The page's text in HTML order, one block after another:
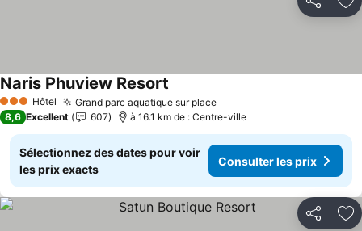
Partager
3 ÉtoilesHôtel Grand parc aquatique sur placeConsulter les prix
Naris Phuview Resort
8,6 Excellent 607 à 16.1 km de : Centre-ville
Sélectionnez des dates pour voir
les prix exacts
Consulter les prix
Partager